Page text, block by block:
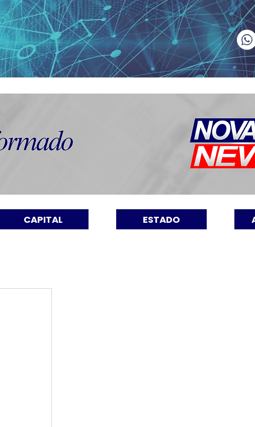
CAPITAL ESTADO